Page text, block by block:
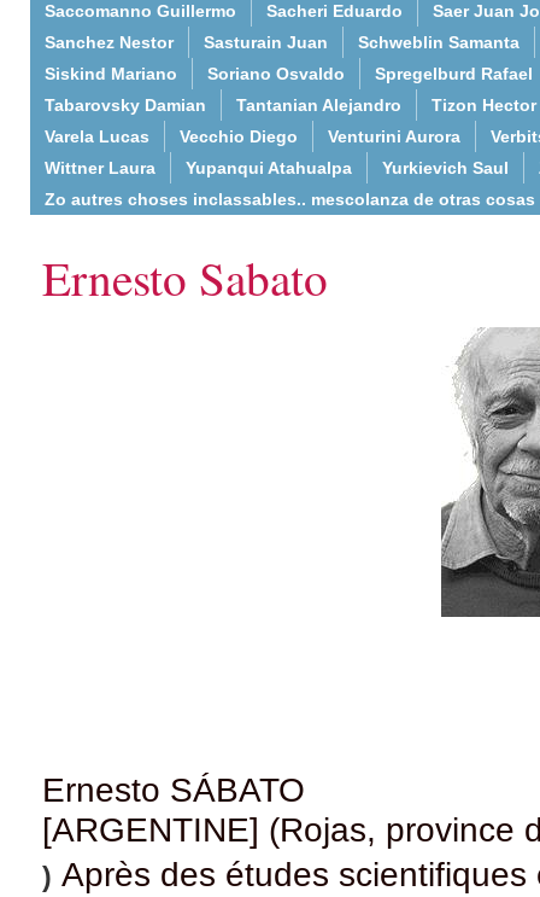
Saccomanno Guillermo
Sacheri Eduardo
Saer Juan
Sanchez Nestor
Sasturain Juan
Schweblin Samanta
Siskind Mariano
Soriano Osvaldo
Spregelburd Rafael
Tabarovsky Damian
Tantanian Alejandro
Tizon Hector
Varela Lucas
Vecchio Diego Venturini Aurora
Wittner Laura
Yupanqui Atahualpa Yurkievich Saul
Zo autres choses inclassables.. mescolanza de otras cosas
Ernesto Sabato
Ernesto SÁBATO
[ARGENTINE] (Rojas,
) Après des études